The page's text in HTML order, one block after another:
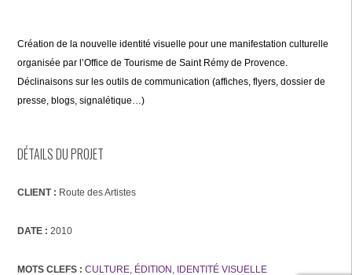
Création de la nouvelle identité visuelle pour une manifestation culturelle
organisée par l’Office de Tourisme de Saint Rémy de Provence.
Déclinaisons sur les outils de communication (affiches, flyers, dossier de
presse, blogs, signalétique…)
DÉTAILS DU PROJET
CLIENT : Route des Artistes
DATE : 2010
MOTS CLEFS :CULTURE, ÉDITION , IDENTITÉ VISUELLE